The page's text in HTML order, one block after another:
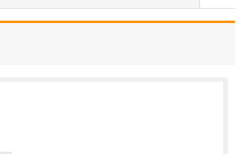
女性の歯科医師に憧れた
ことです。幼い頃は「歯